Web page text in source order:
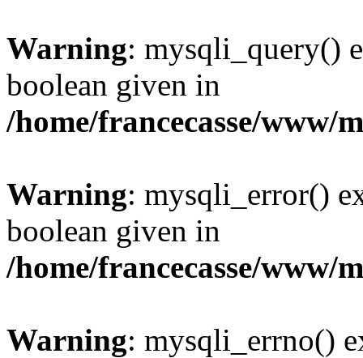
Warning: mysqli_query()
boolean given in
/home/francecasse/www/
Warning: mysqli_error()
boolean given in
/home/francecasse/www/
Warning: mysqli_errno()